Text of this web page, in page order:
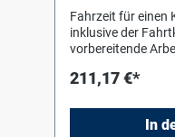
Fahrzeit für einen
inklusive der
vorbereitende
schwer
mehrtägige
211,17 €*
In